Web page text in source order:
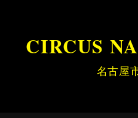
CIRCUS
名古屋